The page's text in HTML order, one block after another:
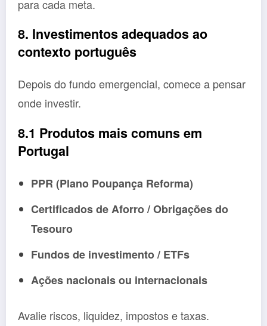
para cada meta.
8. Investimentos adequados ao
contexto português
Depois do fundo emergencial, comece a pensar
onde investir.
8.1 Produtos mais comuns em
Portugal
PPR (Plano Poupança Reforma)
Certificados de Aforro / Obrigações do
Tesouro
Fundos de investimento / ETFs
Ações nacionais ou internacionais
Avalie riscos, liquidez, impostos e taxas.